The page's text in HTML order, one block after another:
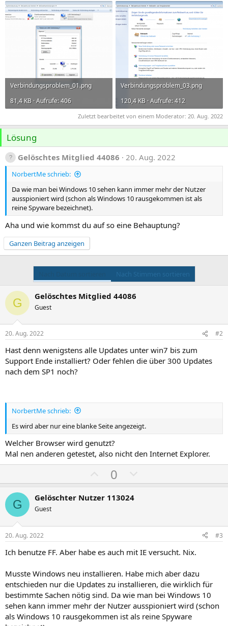
Verbindungsproblem_01.png
81,4 KB · Aufrufe: 406
Verbindungsproblem_03.png
120,4 KB · Aufrufe: 412
Zuletzt bearbeitet von einem Moderator: 20. Aug. 2022
Lösung
Gelöschtes Mitglied 44086 20. Aug. 2022
NorbertMe schrieb:
Da wie man bei Windows 10 sehen kann immer mehr der Nutzer
ausspioniert wird (schon als Windows 10 rausgekommen ist als
reine Spyware bezeichnet).
Aha und wie kommst du auf so eine Behauptung?
Ganzen Beitrag anzeigen
Nach Stimmen sortieren
G Gelöschtes Mitglied 44086
Guest
20. Aug. 2022 #2
Hast denn wenigstens alle Updates unter win7 bis zum
Support Ende installiert? Oder fehlen die über 300 Updates
nach dem SP1 noch?
NorbertMe schrieb:
Es wird aber nur eine blanke Seite angezeigt.
Welcher Browser wird genutzt?
Mal nen anderen getestet, also nicht den Internet Explorer.
o
s
t
v
e
S
t
i
m
m
0
e
t
v
e
S
t
i
m
m
G Gelöschter Nutzer 113024
Guest
20. Aug. 2022 #3
Ich benutze FF. Aber habe es auch mit IE versucht. Nix.
Musste Windows neu installieren. Habe mich aber dazu
entschieden nur die Updates zu installieren, die wirklich für
bestimmte Sachen nötig sind. Da wie man bei Windows 10
sehen kann immer mehr der Nutzer ausspioniert wird (schon
als Windows 10 rausgekommen ist als reine Spyware